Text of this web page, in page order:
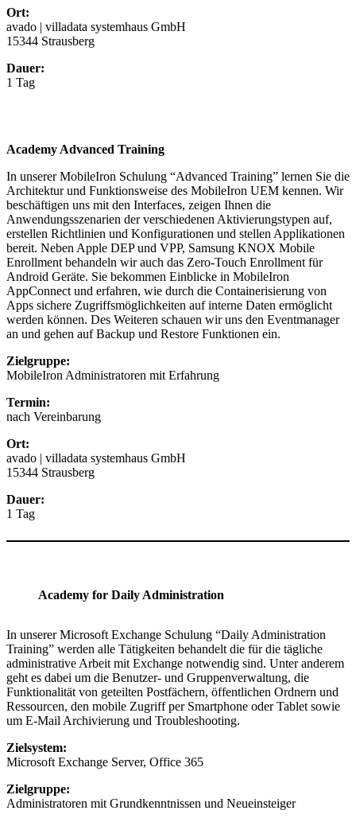
Ort:
avado | villadata systemhaus GmbH
15344 Strausberg
Dauer:
1 Tag
Academy Advanced Training
In unserer MobileIron Schulung “Advanced Training” lernen Sie die
Architektur und Funktionsweise des MobileIron UEM kennen. Wir
beschäftigen uns mit den Interfaces, zeigen Ihnen die
Anwendungsszenarien der verschiedenen Aktivierungstypen auf,
erstellen Richtlinien und Konfigurationen und stellen Applikationen
bereit. Neben Apple DEP und VPP, Samsung KNOX Mobile
Enrollment behandeln wir auch das Zero-Touch Enrollment für
Android Geräte. Sie bekommen Einblicke in MobileIron
AppConnect und erfahren, wie durch die Containerisierung von
Apps sichere Zugriffsmöglichkeiten auf interne Daten ermöglicht
werden können. Des Weiteren schauen wir uns den Eventmanager
an und gehen auf Backup und Restore Funktionen ein.
Zielgruppe:
MobileIron Administratoren mit Erfahrung
Termin:
nach Vereinbarung
Ort:
avado | villadata systemhaus GmbH
15344 Strausberg
Dauer:
1 Tag
Academy for Daily Administration
In unserer Microsoft Exchange Schulung “Daily Administration
Training” werden alle Tätigkeiten behandelt die für die tägliche
administrative Arbeit mit Exchange notwendig sind. Unter anderem
geht es dabei um die Benutzer- und Gruppenverwaltung, die
Funktionalität von geteilten Postfächern, öffentlichen Ordnern und
Ressourcen, den mobile Zugriff per Smartphone oder Tablet sowie
um E-Mail Archivierung und Troubleshooting.
Zielsystem:
Microsoft Exchange Server, Office 365
Zielgruppe:
Administratoren mit Grundkenntnissen und Neueinsteiger